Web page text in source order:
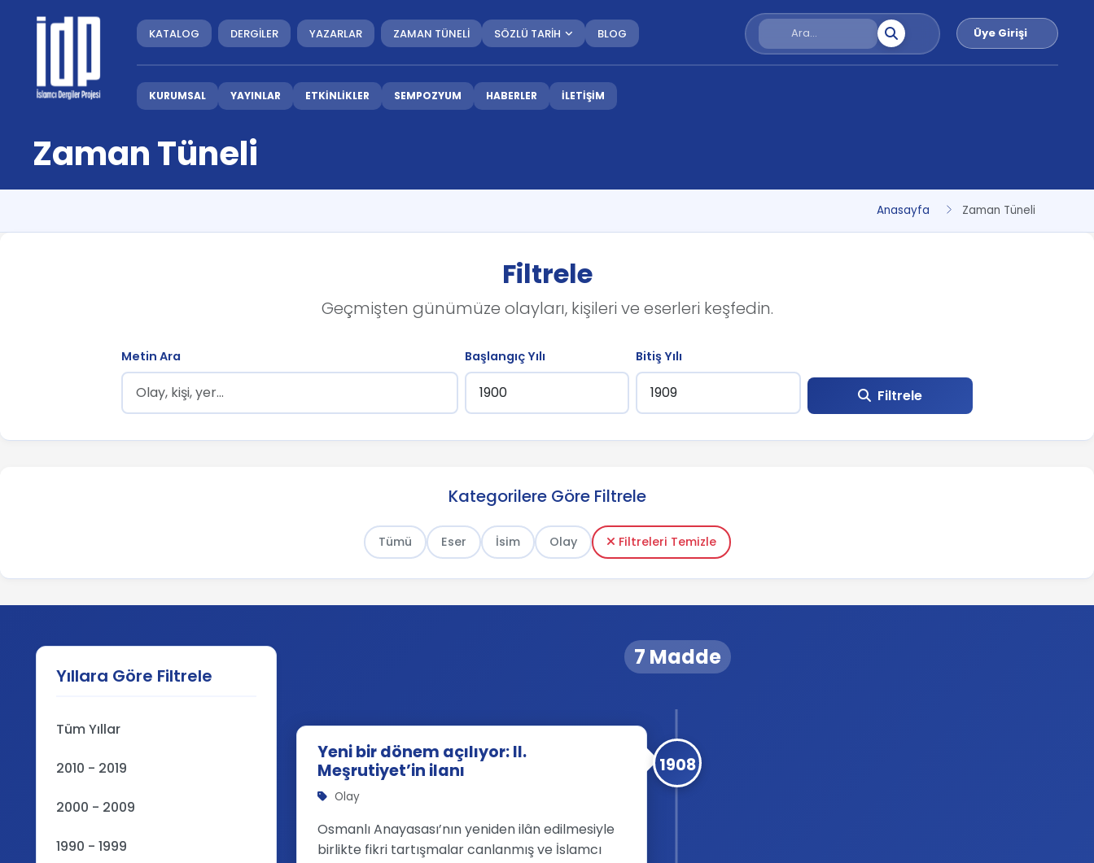
KATALOG DERGİLER YAZARLAR ZAMAN TÜNELİ SÖZLÜ TARİH BLOG Üye Girişi
KURUMSAL YAYINLAR ETKİNLİKLER SEMPOZYUM HABERLER İLETİŞİM
Zaman Tüneli
Anasayfa Zaman Tüneli
Filtrele
Geçmişten günümüze olayları, kişileri ve eserleri keşfedin.
Metin Ara Başlangıç Yılı Bitiş Yılı
Filtrele
Kategorilere Göre Filtrele
Tümü Eser İsim Olay Filtreleri Temizle
Yıllara Göre Filtrele
Tüm Yıllar
2010 - 2019
2000 - 2009
1990 - 1999
7 Madde
1908
Yeni bir dönem açılıyor: II.
Meşrutiyet’in ilanı
Olay
Osmanlı Anayasası’nın yeniden ilân edilmesiyle
birlikte fikri tartışmalar canlanmış ve İslamcı